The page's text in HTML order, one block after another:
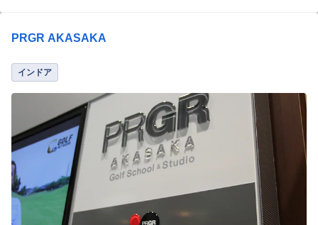
PRGR AKASAKA
インドア